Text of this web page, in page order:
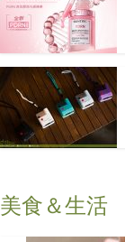
美食＆生活